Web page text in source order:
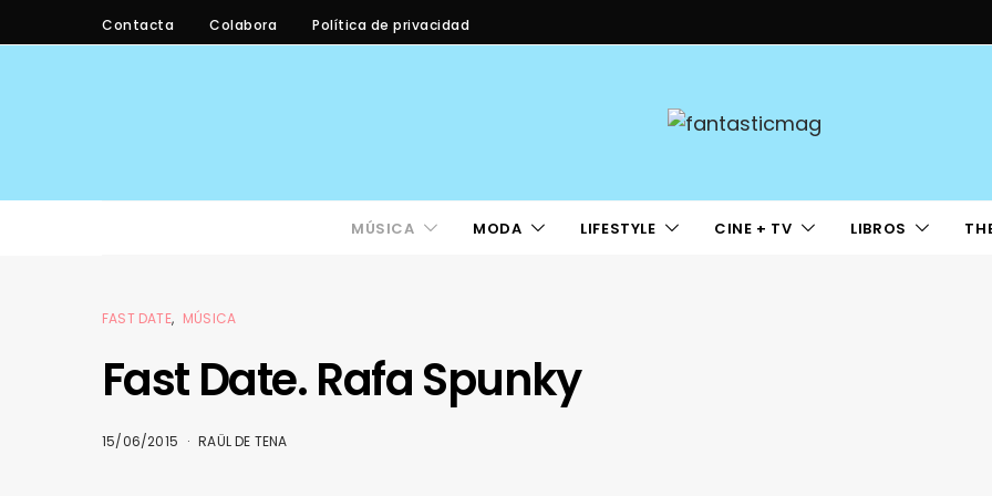
Contacta Colabora Política de privacidad
MÚSICA MODA LIFESTYLE CINE + TV LIBROS
FAST DATE MÚSICA
Fast Date. Rafa Spunky
15/06/2015 RAÜL DE TENA